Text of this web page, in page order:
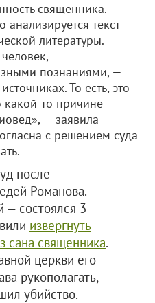
священника.
текст
литературы.
познаниями, —
То есть, это
то причине
— заявила
с решением суда
после
Романова.
состоялся 3
извергнуть
сана священника.
церкви его
рукополагать,
убийство.